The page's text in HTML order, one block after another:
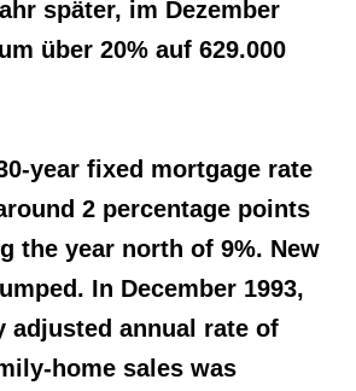
später, im Dezember
über 20% auf 629.000
year fixed mortgage rate
2 percentage points
the year north of 9%. New
In December 1993,
adjusted annual rate of
home sales was